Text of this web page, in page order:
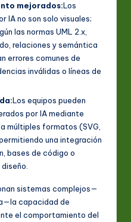
mejorados:Los
IA no son solo visuales;
las normas UML 2.x,
relaciones y semántica
errores comunes de
inválidas o líneas de
Los equipos pueden
por IA mediante
múltiples formatos (SVG,
una integración
bases de código o
sistemas complejos—
capacidad de
el comportamiento del